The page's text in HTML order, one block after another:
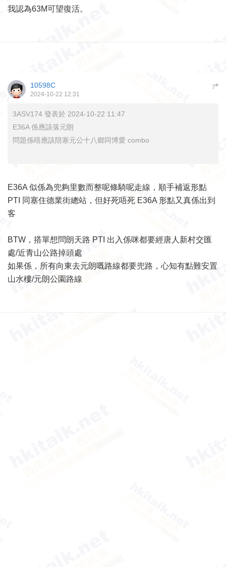
我認為63M可望復活。
7#
10598C
2024-10-22 12:31
3ASV174 發表於 2024-10-22 11:47
E36A 係應該落元朗
問題係唔應該陪塞元公十八鄉同博愛 combo
E36A 似係為兜夠里數而整呢條騎呢走線，順手補返形點
PTI 同塞住德業街總站，但好死唔死 E36A 形點又真係出到
客
BTW，搭單想問朗天路 PTI 出入係咪都要經唐人新村交匯
處/近青山公路掉頭處
如果係，所有向東去元朗嘅路線都要兜路，心知有點難安置
山水樓/元朗公園路線